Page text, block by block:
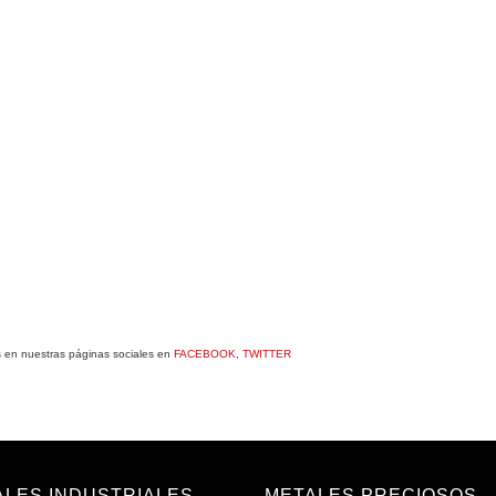
nuestras páginas sociales en FACEBOOK, TWITTER